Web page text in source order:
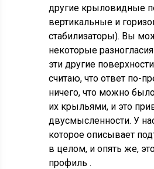
другие крыловидные
вертикальные и
стабилизаторы). Вы
некоторые
эти другие
считаю, что ответ по-
ничего, что можно
их крыльями, и это
двусмысленности. У
которое описывает
в целом, и опять же,
профиль .